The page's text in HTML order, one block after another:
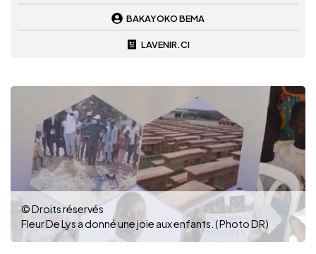
BAKAYOKO BEMA
LAVENIR.CI
© Droits réservés
Fleur De Lys a donné une joie aux enfants. ( Photo DR)